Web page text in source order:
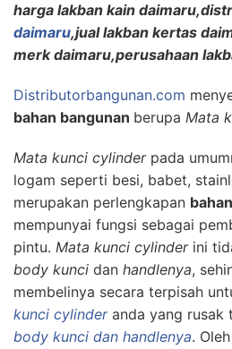
harga lakban kain
daimaru,jual lakban kertas
merk daimaru,perusahaan
Distributorbangunan.com
bahan bangunan berupa Mata
Mata kunci cylinderpada
logam seperti besi, babet,
merupakan perlengkapan
mempunyai fungsi sebagai
pintu. Mata kunci cylinderini
body kunci dan handlenya,
membelinya secara terpisah
kunci cylinderanda yang rusak
body kunci dan handlenya.